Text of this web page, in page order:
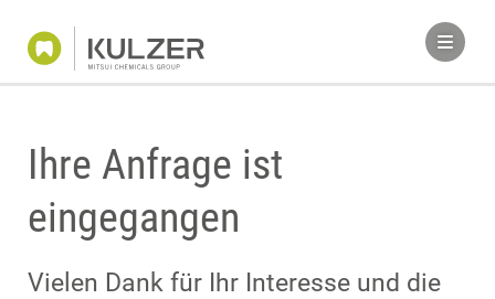
Ihre Anfrage ist
eingegangen
Vielen Dank für Ihr Interesse und die